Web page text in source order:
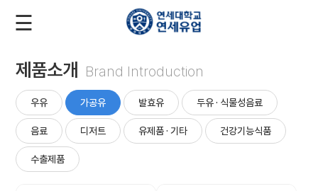
회
회
사
소
개
☰
제품소개 Brand Introduction
우유 가공유 발효유 두유 · 식물성음료
음료 디저트 유제품 · 기타 건강기능식품
수출제품